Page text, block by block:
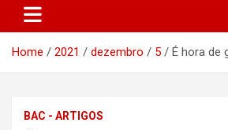
Home 2021 dezembro 5 É hora de
BAC - ARTIGOS